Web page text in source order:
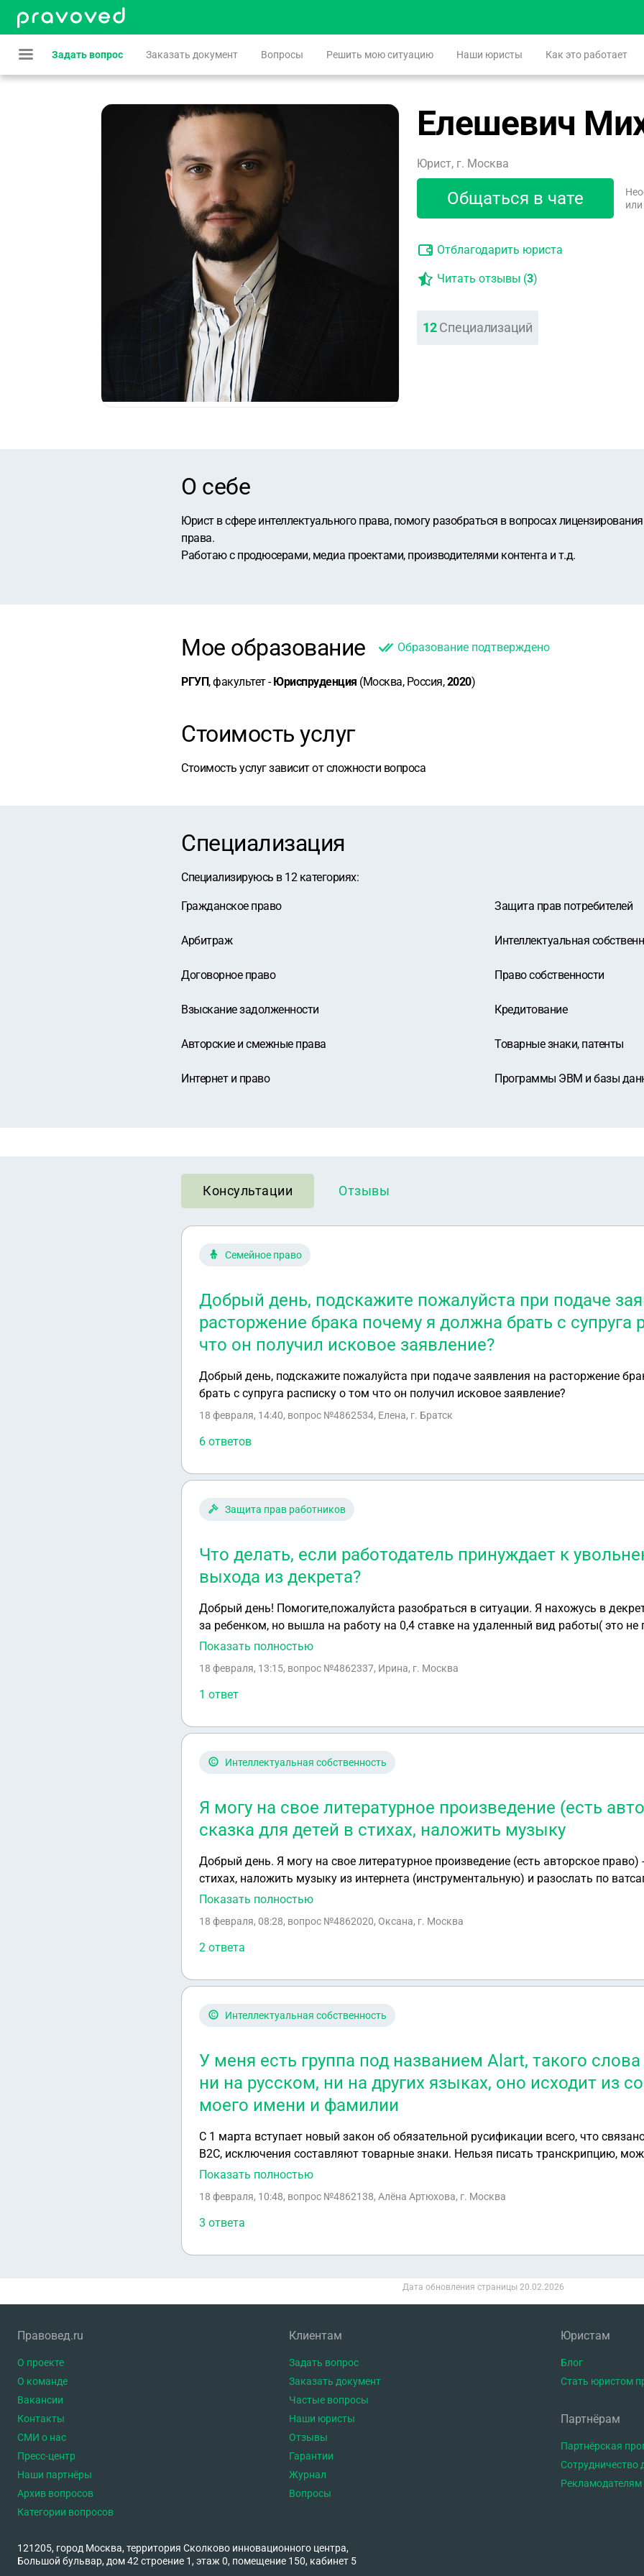
Задать вопрос Заказать документ Вопросы Решить мою ситуацию Наши юристы Как это работает
Елешевич
Юрист, г. Москва
Общаться в чате
Отблагодарить юриста
Читать отзывы (3)
12 Специализаций
О себе
Юрист в сфере интеллектуального права, помогу разобраться в вопросах
права.
Работаю с продюсерами, медиа проектами, производителями контента и т.д.
Мое образование Образование подтверждено
РГУП, факультет -Юриспруденция (Москва, Россия,2020)
Стоимость услуг
Стоимость услуг зависит от сложности вопроса
Специализация
Специализируюсь в 12 категориях:
Гражданское право Защита прав потребителей
Арбитраж Интеллектуальная
Договорное право Право собственности
Взыскание задолженности Кредитование
Авторские и смежные права Товарные знаки, патенты
Интернет и право Программы ЭВМ и базы
Консультации Отзывы
Семейное право
Добрый день, подскажите пожалуйста при подаче
расторжение брака почему я должна брать с супруга
что он получил исковое заявление?
Добрый день, подскажите пожалуйста при подаче заявления на расторжение
брать с супруга расписку о том что он получил исковое заявление?
18 февраля, 14:40, вопрос №4862534, Елена, г. Братск
6 ответов
Защита прав работников
Что делать, если работодатель принуждает к
выхода из декрета?
Добрый день! Помогите,пожалуйста разобраться в ситуации. Я нахожусь в
за ребенком, но вышла на работу на 0,4 ставке на удаленный вид работы( это не
было только умно обговорено). После того как я пришла и сказала что готовы
внутренне проверки моей работы, за все года в компании. Сейчас они ко мне
нарушала корпоративную этику компании и компания мне не доверяют, и чтоб я
если я не захочу с ними согласится,что мне будет хуже. Что они могут сделать
Показать полностью
18 февраля, 13:15, вопрос №4862337, Ирина, г. Москва
1 ответ
Интеллектуальная собственность
Я могу на свое литературное произведение (есть
сказка для детей в стихах, наложить музыку
Добрый день. Я могу на свое литературное произведение (есть авторское право) -
стихах, наложить музыку из интернета (инструментальную) и разослать по
родственникам и знакомым?
Показать полностью
18 февраля, 08:28, вопрос №4862020, Оксана, г. Москва
2 ответа
Интеллектуальная собственность
У меня есть группа под названием Alart, такого
ни на русском, ни на других языках, оно исходит из
моего имени и фамилии
С 1 марта вступает новый закон об обязательной русификации всего, что
B2C, исключения составляют товарные знаки. Нельзя писать транскрипцию,
существующие слова на русском языке (даже выкатили несколько словарей). У
сокращения моего имени и фамилии. Связи с этим возникает вопрос, могу ли я
это просто сокращение имени или нужно придумывать новое название с
Показать полностью
18 февраля, 10:48, вопрос №4862138, Алёна Артюхова, г. Москва
3 ответа
Дата обновления страницы 20.02.2026
Правовед.ru
О проекте
О команде
Вакансии
Контакты
СМИ о нас
Пресс-центр
Наши партнёры
Архив вопросов
Категории вопросов
Клиентам
Задать вопрос
Заказать документ
Частые вопросы
Наши юристы
Отзывы
Гарантии
Журнал
Вопросы
Юристам
Блог
Стать юристом
Партнёрам
Партнёрская
Сотрудничество
Рекламодателям
121205, город Москва, территория Сколково инновационного центра,
Большой бульвар, дом 42 строение 1, этаж 0, помещение 150, кабинет 5